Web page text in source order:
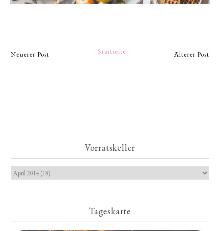
Neuerer Post Älterer Post
Startseite
Vorratskeller
Tageskarte